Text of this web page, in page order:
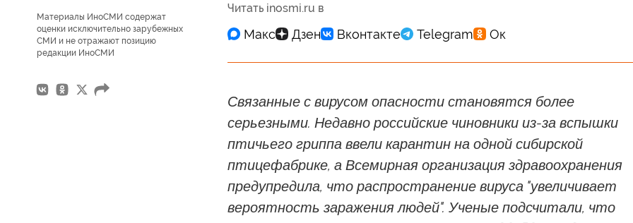
Материалы ИноСМИ содержат
оценки исключительно зарубежных
СМИ и не отражают позицию
редакции ИноСМИ
Читать inosmi.ru в
Связанные с вирусом опасности становятся более
серьезными. Недавно российские чиновники из-за вспышки
птичьего гриппа ввели карантин на одной сибирской
птицефабрике, а Всемирная организация здравоохранения
предупредила, что распространение вируса "увеличивает
вероятность заражения людей". Ученые подсчитали, что